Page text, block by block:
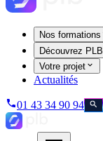
Nos formations
Découvrez PLB
Votre projet
Actualités
01 43 34 90 94